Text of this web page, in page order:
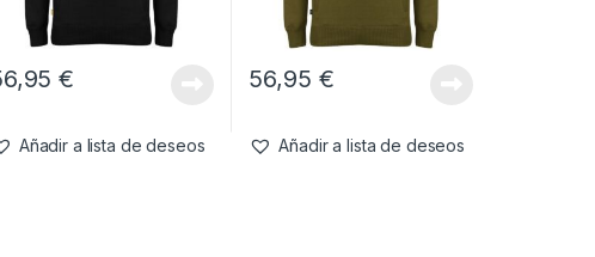
€
Añadir a lista de deseos
56,95 €
Añadir a lista de deseos